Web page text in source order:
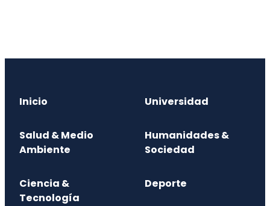
Inicio Universidad
Salud & Medio
Ambiente
Humanidades &
Sociedad
Ciencia &
Tecnología
Deporte